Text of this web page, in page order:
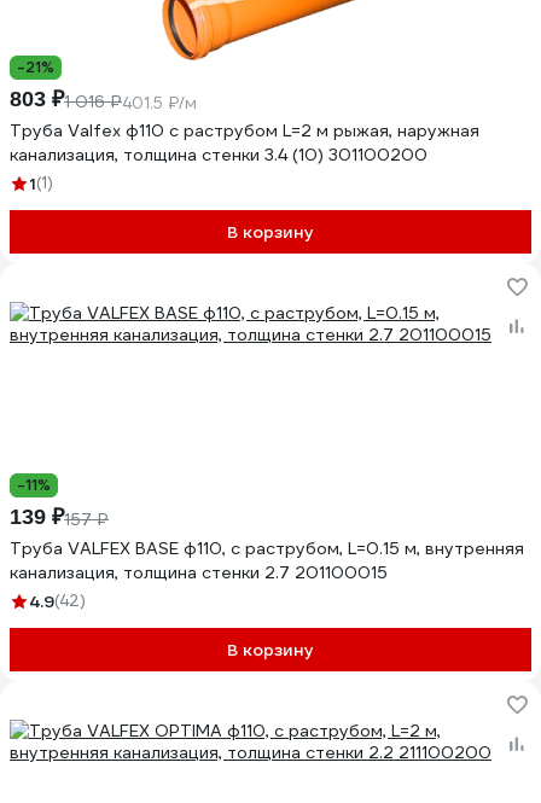
-21%
803 ₽1 016 ₽401.5 ₽/м
Труба Valfex ф110 с раструбом L=2 м рыжая, наружная
канализация, толщина стенки 3.4 (10) 301100200
1(1)
В корзину
-11%
139 ₽157 ₽
Труба VALFEX BASE ф110, с раструбом, L=0.15 м, внутренняя
канализация, толщина стенки 2.7 201100015
4.9(42)
В корзину